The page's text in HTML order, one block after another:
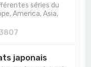
séries du
America, Asia,
3807
japonais